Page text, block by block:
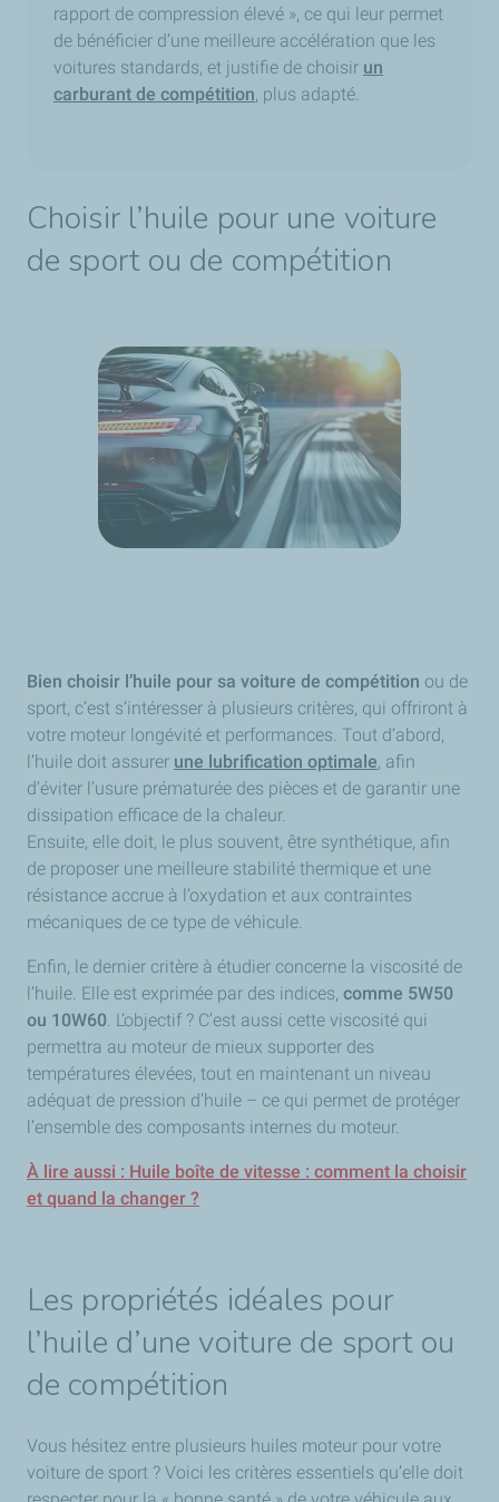
rapport de compression élevé », ce qui leur permet
de bénéficier d’une meilleure accélération que les
voitures standards, et justifie de choisir un
carburant de compétition, plus adapté.
Choisir l’huile pour une voiture
de sport ou de compétition
Bien choisir l’huile pour sa voiture de compétition ou de
sport, c’est s’intéresser à plusieurs critères, qui offriront à
votre moteur longévité et performances. Tout d’abord,
l’huile doit assurer une lubrification optimale, afin
d’éviter l’usure prématurée des pièces et de garantir une
dissipation efficace de la chaleur.
Ensuite, elle doit, le plus souvent, être synthétique, afin
de proposer une meilleure stabilité thermique et une
résistance accrue à l’oxydation et aux contraintes
mécaniques de ce type de véhicule.
Enfin, le dernier critère à étudier concerne la viscosité de
l’huile. Elle est exprimée par des indices, comme 5W50
ou 10W60. L’objectif ? C’est aussi cette viscosité qui
permettra au moteur de mieux supporter des
températures élevées, tout en maintenant un niveau
adéquat de pression d’huile – ce qui permet de protéger
l’ensemble des composants internes du moteur.
À lire aussi : Huile boîte de vitesse : comment la choisir
et quand la changer ?
Les propriétés idéales pour
l’huile d’une voiture de sport ou
de compétition
Vous hésitez entre plusieurs huiles moteur pour votre
voiture de sport ? Voici les critères essentiels qu’elle doit